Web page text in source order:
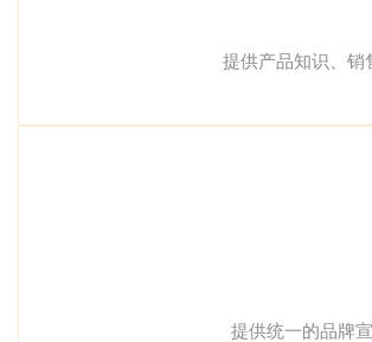
提供产品知识、销
提供统一的品牌